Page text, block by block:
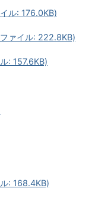
ル: 176.0KB)
ァイル: 222.8KB)
: 157.6KB)
: 168.4KB)